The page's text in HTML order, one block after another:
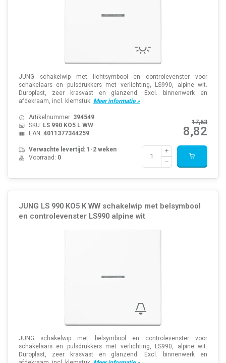
JUNG schakelwip met lichtsymbool en controlevenster voor
schakelaars en pulsdrukkers met verlichting, LS990, alpine wit.
Duroplast, zeer krasvast en glanzend. Excl. binnenwerk en
afdekraam, incl. klemstuk. Meer informatie »
17,63
8,82
Artikelnummer: 394549
SKU: LS 990 KO5 L WW
EAN: 4011377344259
Verwachte levertijd: 1-2 weken
Voorraad: 0
JUNG LS 990 KO5 K WW schakelwip met belsymbool
en controlevenster LS990 alpine wit
JUNG schakelwip met belsymbool en controlevenster voor
schakelaars en pulsdrukkers met verlichting, LS990, alpine wit.
Duroplast, zeer krasvast en glanzend. Excl. binnenwerk en